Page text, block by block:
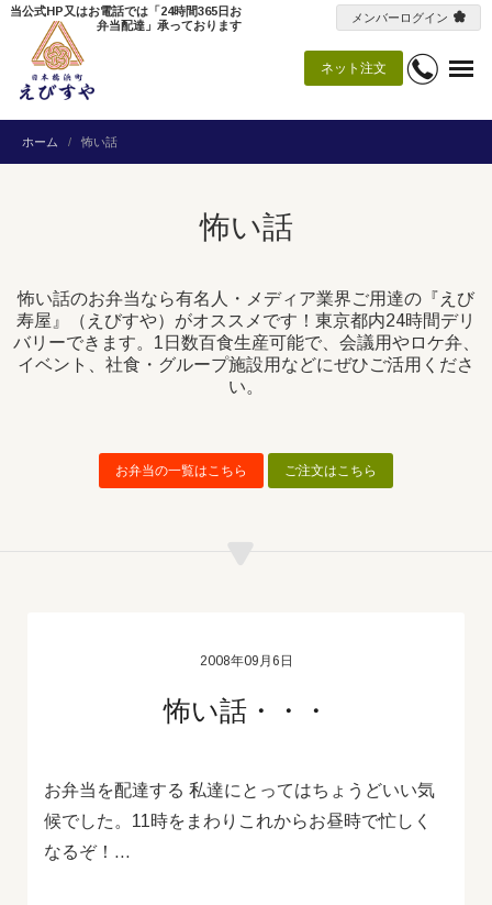
ネット注文
当公式HP又はお電話では「24時間365日お
弁当配達」承っております
メンバーログイン
ホーム 怖い話
怖い話
怖い話のお弁当なら有名人・メディア業界ご用達の『えび
寿屋』（えびすや）がオススメです！東京都内24時間デリ
バリーできます。1日数百食生産可能で、会議用やロケ弁、
イベント、社食・グループ施設用などにぜひご活用くださ
い。
お弁当の一覧はこちら ご注文はこちら
2008年09月6日
怖い話・・・
お弁当を配達する 私達にとってはちょうどいい気
候でした。11時をまわりこれからお昼時で忙しく
なるぞ！…